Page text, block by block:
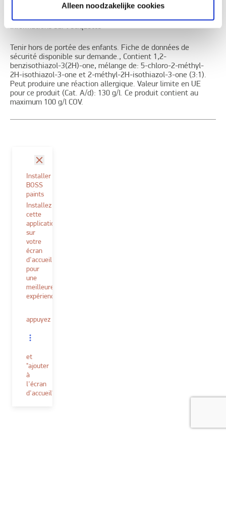
Alleen noodzakelijke cookies
Informations sur l'étiquette
Tenir hors de portée des enfants. Fiche de données de
sécurité disponible sur demande., Contient 1,2-
benzisothiazol-3(2H)-one, mélange de: 5-chloro-2-méthyl-
2H-isothiazol-3-one et 2-méthyl-2H-isothiazol-3-one (3:1).
Peut produire une réaction allergique. Valeur limite en UE
pour ce produit (Cat. A/d): 130 g/l. Ce produit contient au
maximum 100 g/l COV.
Installer
BOSS
paints
Installez
cette
application
sur
votre
écran
d'accueil
pour
une
meilleure
expérience.
appuyez
et
"ajouter
à
l'écran
d'accueil"
fermer